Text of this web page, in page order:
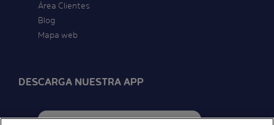
Área Clientes
Blog
Mapa web
DESCARGA NUESTRA APP